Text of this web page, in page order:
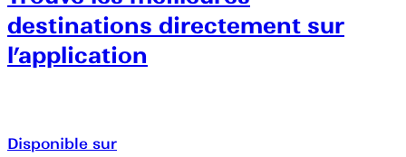
destinations directement sur
l’application
Disponible sur